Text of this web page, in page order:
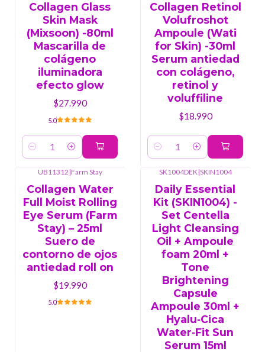
Collagen Glass
Skin Mask
(Mixsoon) -80ml
Mascarilla de
colágeno
iluminadora
efecto glow
$27.990
5.0
Cantidad
Collagen Retinol
Volufroshot
Ampoule (Wati
for Skin) -30ml
Serum antiedad
con colágeno,
retinol y
voluffiline
$18.990
Cantidad
UB11312|Farm Stay
Collagen Water
Full Moist Rolling
Eye Serum (Farm
Stay) – 25ml
Suero de
contorno de ojos
antiedad roll on
$19.990
5.0
SK1004DEK|SKIN1004
Daily Essential
Kit (SKIN1004) -
Set Centella
Light Cleansing
Oil + Ampoule
foam 20ml +
Tone
Brightening
Capsule
Ampoule 30ml +
Hyalu‑Cica
Water‑Fit Sun
Serum 15ml